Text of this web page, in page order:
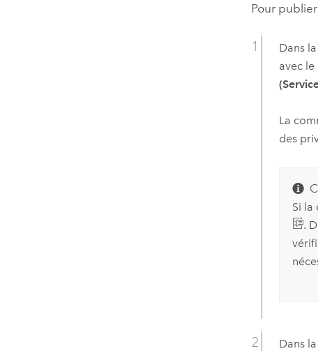
Pour
Dans
avec
La
des
Si la
.
Dans